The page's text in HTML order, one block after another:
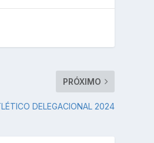
PRÓXIMO
DELEGACIONAL 2024